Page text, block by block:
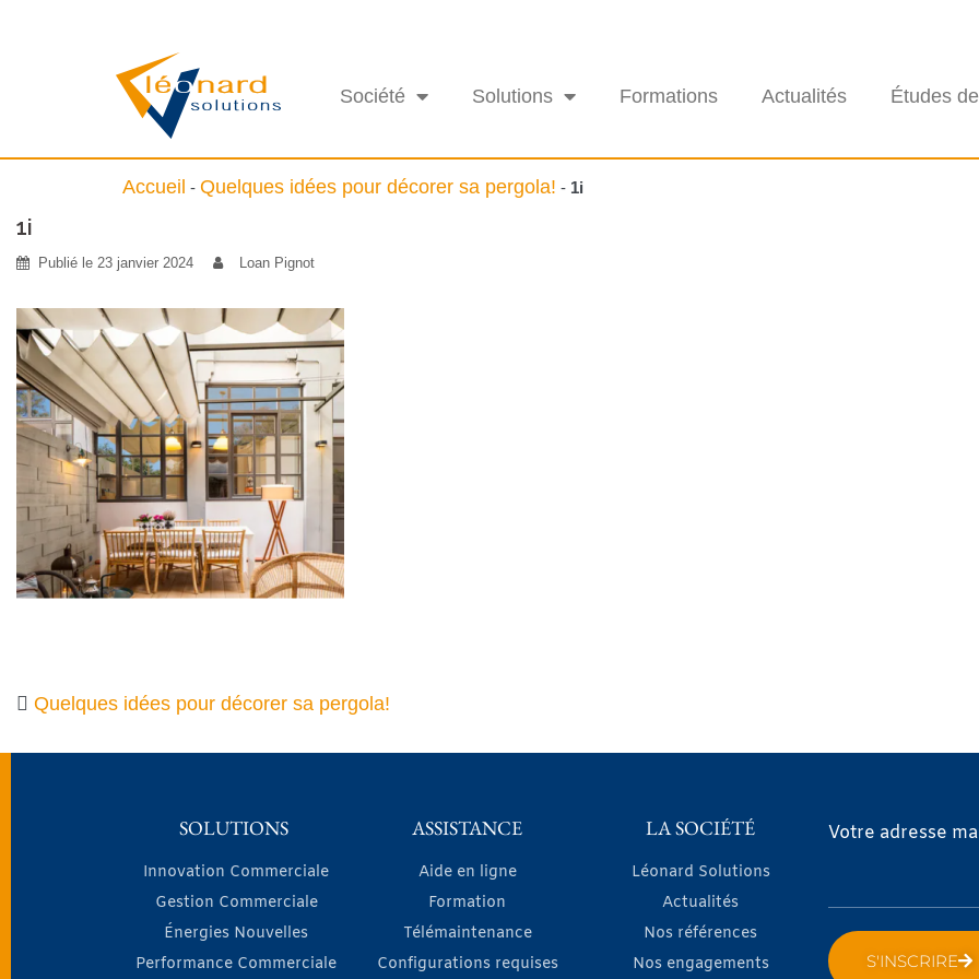
Société Solutions Formations Actualités Études
Accueil - Quelques idées pour décorer sa pergola! - 1i
1i
Publié le 23 janvier 2024 Loan Pignot
Quelques idées pour décorer sa pergola!
SOLUTIONS
Innovation Commerciale
Gestion Commerciale
Énergies Nouvelles
Performance Commerciale
ASSISTANCE
Aide en ligne
Formation
Télémaintenance
Configurations requises
LA SOCIÉTÉ
Léonard Solutions
Actualités
Nos références
Nos engagements
Votre adresse
S'INSCRIRE